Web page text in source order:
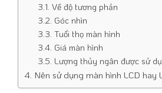
3.1. Về độ tương phản
3.2. Góc nhìn
3.3. Tuổi thọ màn hình
3.4. Giá màn hình
3.5. Lượng thủy ngân được sử
4. Nên sử dụng màn hình LCD hay